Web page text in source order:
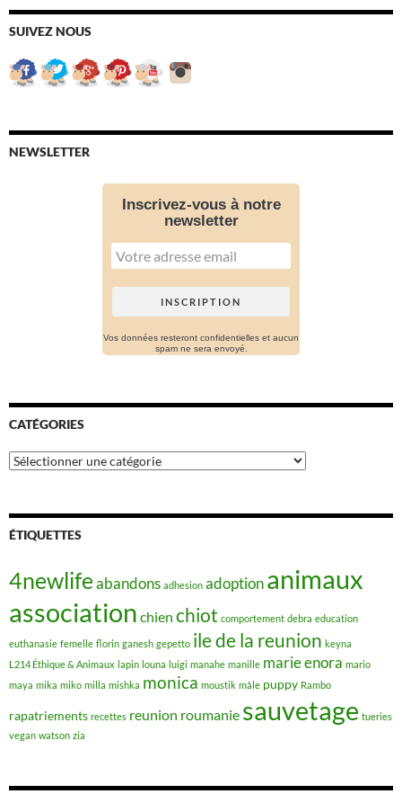
SUIVEZ NOUS
NEWSLETTER
Inscrivez-vous à notre
newsletter
Vos données resteront confidentielles et aucun
spam ne sera envoyé.
CATÉGORIES
Catégories
ÉTIQUETTES
4newlifeabandons adhesion adoptionanimaux
association chien chiot comportement debra education
euthanasie femelle florin ganesh gepetto ile de la reunion keyna
L214 Éthique & Animaux lapin louna luigi manahe manille marie enora mario
maya mika miko milla mishka monica moustik mâle puppy Rambo
rapatriements recettes reunion roumanie sauvetage tueries
vegan watson zia